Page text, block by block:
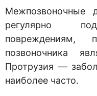
Межпозвоночные
регулярно
повреждениям,
позвоночника
Протрузия —
наиболее часто.